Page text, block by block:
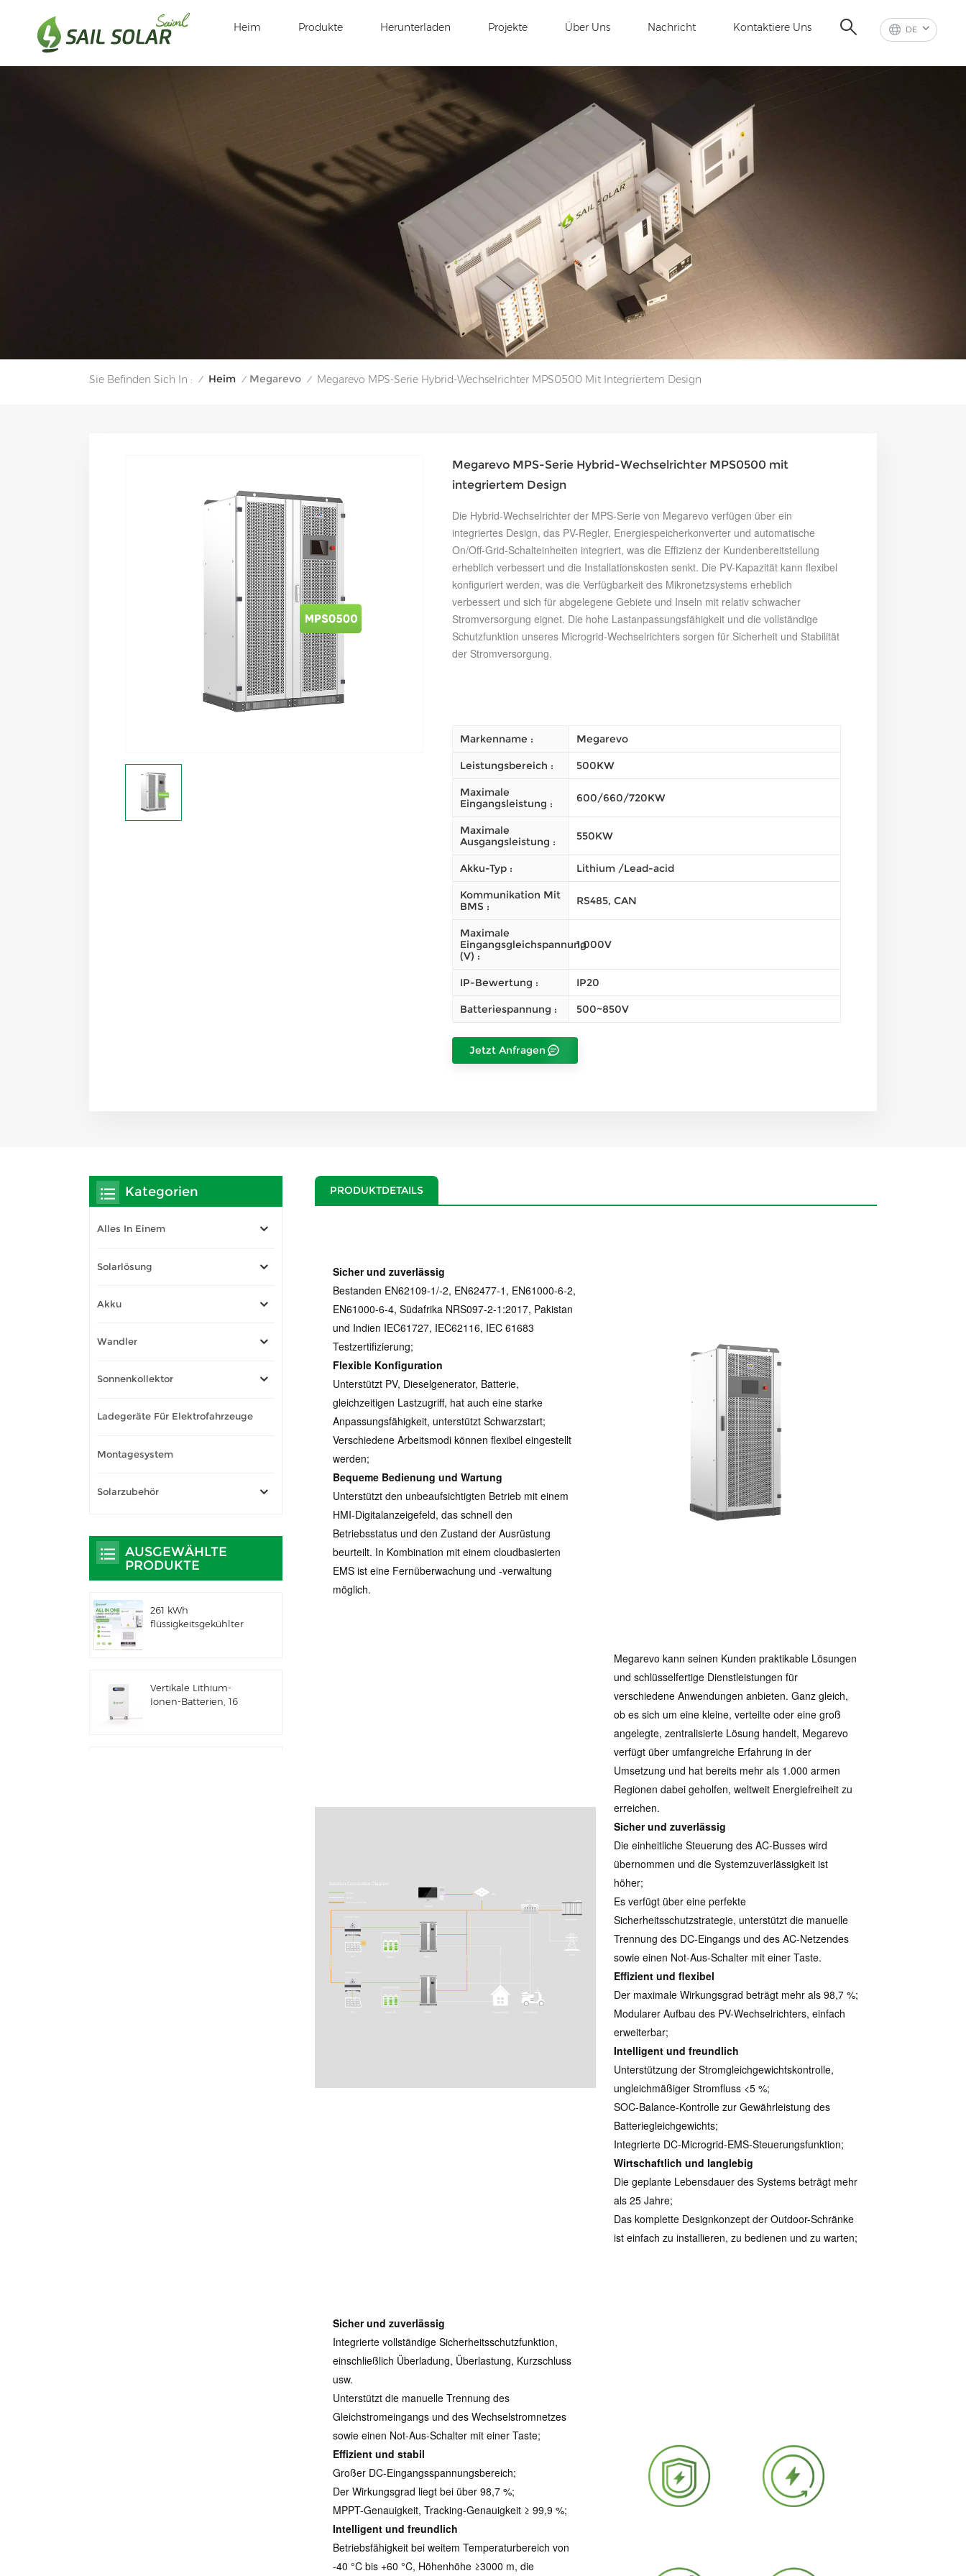
DE
Heim Produkte Herunterladen Projekte Über Uns Nachricht Kontaktiere Uns
Sie Befinden Sich In : / Heim / Megarevo / Megarevo MPS-Serie Hybrid-Wechselrichter MPS0500 Mit Integriertem Design
Megarevo MPS-Serie Hybrid-Wechselrichter MPS0500 mit
integriertem Design
Die Hybrid-Wechselrichter der MPS-Serie von Megarevo verfügen über ein
integriertes Design, das PV-Regler, Energiespeicherkonverter und automatische
On/Off-Grid-Schalteinheiten integriert, was die Effizienz der Kundenbereitstellung
erheblich verbessert und die Installationskosten senkt. Die PV-Kapazität kann flexibel
konfiguriert werden, was die Verfügbarkeit des Mikronetzsystems erheblich
verbessert und sich für abgelegene Gebiete und Inseln mit relativ schwacher
Stromversorgung eignet. Die hohe Lastanpassungsfähigkeit und die vollständige
Schutzfunktion unseres Microgrid-Wechselrichters sorgen für Sicherheit und Stabilität
der Stromversorgung.
Markenname : Megarevo
Leistungsbereich : 500KW
Maximale
Eingangsleistung :
600/660/720KW
Maximale
Ausgangsleistung :
550KW
Akku-Typ : Lithium /Lead-acid
Kommunikation Mit
BMS :
RS485, CAN
Maximale
Eingangsgleichspannung
(V) :
1,000V
IP-Bewertung : IP20
Batteriespannung : 500~850V
Jetzt Anfragen
PRODUKTDETAILS
Sicher und zuverlässig
Bestanden EN62109-1/-2, EN62477-1, EN61000-6-2,
EN61000-6-4, Südafrika NRS097-2-1:2017, Pakistan
und Indien IEC61727, IEC62116, IEC 61683
Testzertifizierung;
Flexible Konfiguration
Unterstützt PV, Dieselgenerator, Batterie,
gleichzeitigen Lastzugriff, hat auch eine starke
Anpassungsfähigkeit, unterstützt Schwarzstart;
Verschiedene Arbeitsmodi können flexibel eingestellt
werden;
Bequeme Bedienung und Wartung
Unterstützt den unbeaufsichtigten Betrieb mit einem
HMI-Digitalanzeigefeld, das schnell den
Betriebsstatus und den Zustand der Ausrüstung
beurteilt. In Kombination mit einem cloudbasierten
EMS ist eine Fernüberwachung und -verwaltung
möglich.
Megarevo kann seinen Kunden praktikable Lösungen
und schlüsselfertige Dienstleistungen für
verschiedene Anwendungen anbieten. Ganz gleich,
ob es sich um eine kleine, verteilte oder eine groß
angelegte, zentralisierte Lösung handelt, Megarevo
verfügt über umfangreiche Erfahrung in der
Umsetzung und hat bereits mehr als 1.000 armen
Regionen dabei geholfen, weltweit Energiefreiheit zu
erreichen.
Sicher und zuverlässig
Die einheitliche Steuerung des AC-Busses wird
übernommen und die Systemzuverlässigkeit ist
höher;
Es verfügt über eine perfekte
Sicherheitsschutzstrategie, unterstützt die manuelle
Trennung des DC-Eingangs und des AC-Netzendes
sowie einen Not-Aus-Schalter mit einer Taste.
Effizient und flexibel
Der maximale Wirkungsgrad beträgt mehr als 98,7 %;
Modularer Aufbau des PV-Wechselrichters, einfach
erweiterbar;
Intelligent und freundlich
Unterstützung der Stromgleichgewichtskontrolle,
ungleichmäßiger Stromfluss <5 %;
SOC-Balance-Kontrolle zur Gewährleistung des
Batteriegleichgewichts;
Integrierte DC-Microgrid-EMS-Steuerungsfunktion;
Wirtschaftlich und langlebig
Die geplante Lebensdauer des Systems beträgt mehr
als 25 Jahre;
Das komplette Designkonzept der Outdoor-Schränke
ist einfach zu installieren, zu bedienen und zu warten;
Sicher und zuverlässig
Integrierte vollständige Sicherheitsschutzfunktion,
einschließlich Überladung, Überlastung, Kurzschluss
usw.
Unterstützt die manuelle Trennung des
Gleichstromeingangs und des Wechselstromnetzes
sowie einen Not-Aus-Schalter mit einer Taste;
Effizient und stabil
Großer DC-Eingangsspannungsbereich;
Der Wirkungsgrad liegt bei über 98,7 %;
MPPT-Genauigkeit, Tracking-Genauigkeit ≥ 99,9 %;
Intelligent und freundlich
Betriebsfähigkeit bei weitem Temperaturbereich von
-40 °C bis +60 °C, Höhenhöhe ≥3000 m, die
Kategorien
Alles In Einem
Solarlösung
Akku
Wandler
Sonnenkollektor
Ladegeräte Für Elektrofahrzeuge
Montagesystem
Solarzubehör
AUSGEWÄHLTE
PRODUKTE
261 kWh
flüssigkeitsgekühlter
Anwendungen IP66
ESS
Vertikale Lithium-
Ionen-Batterien, 16